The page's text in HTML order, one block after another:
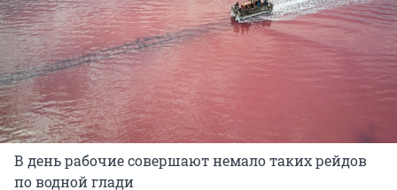
В день рабочие совершают немало таких рейдов
по водной глади